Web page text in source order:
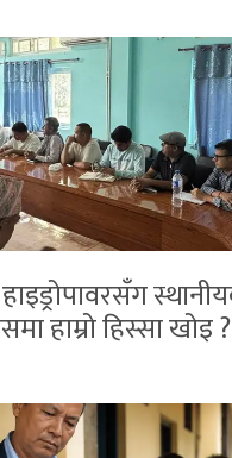
हाम्रो हिस्सा खोइ